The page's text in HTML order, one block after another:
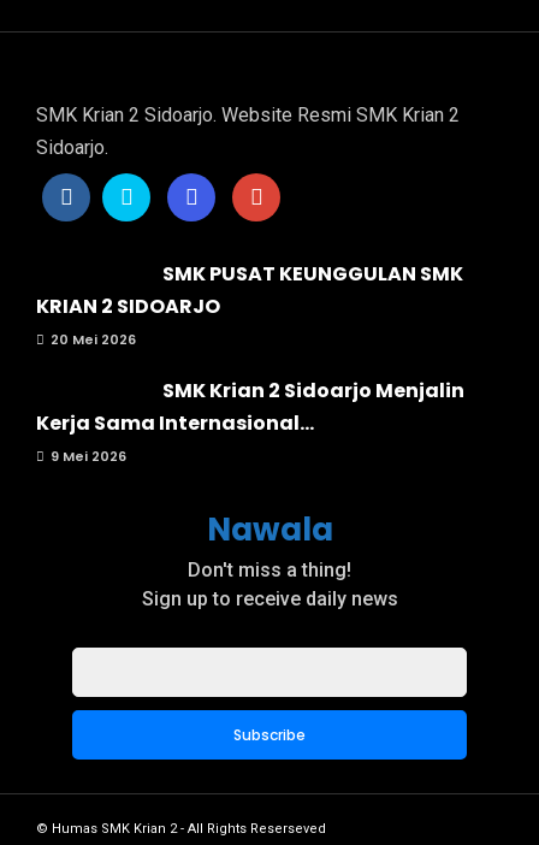
SMK Krian 2 Sidoarjo. Website Resmi SMK Krian 2
Sidoarjo.
SMK PUSAT KEUNGGULAN SMK
KRIAN 2 SIDOARJO
20 Mei 2026
SMK Krian 2 Sidoarjo Menjalin
Kerja Sama Internasional...
9 Mei 2026
Nawala
Don't miss a thing!
Sign up to receive daily news
© Humas SMK Krian 2 - All Rights Reserseved